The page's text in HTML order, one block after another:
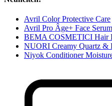
Avril Color Protective Care
Avril Pro Âge+ Face Serum
BEMA COSMETICI Hair
NUORI Creamy Quartz &
Niyok Conditioner